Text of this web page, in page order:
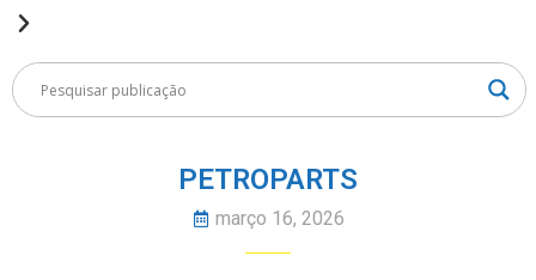
PETROPARTS
março 16, 2026